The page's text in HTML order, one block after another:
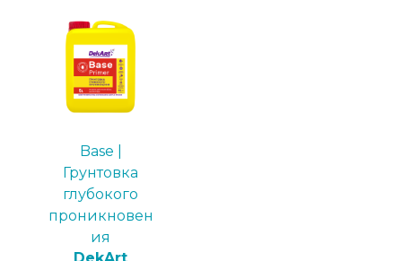
Base |
Грунтовка
глубокого
проникновен
ия